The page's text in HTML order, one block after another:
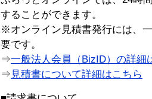
することができます。
※オンライン見積書発行には、
要です。
⇒一般法人会員（BizID）の詳細
⇒ 見積書について詳細はこちら